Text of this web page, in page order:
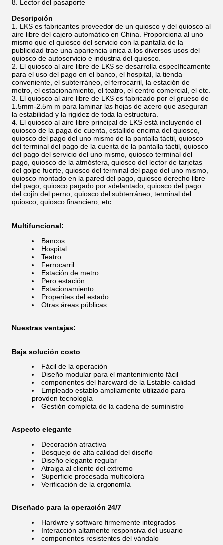
Lector del pasaporte
Descripción
LKS es fabricantes proveedor de un quiosco y del quiosco al
aire libre del cajero automático en China. Proporciona al uno
mismo que el quiosco del servicio con la pantalla de la
publicidad trae una apariencia única a los diversos usos del
quiosco de autoservicio e industria del quiosco.
El quiosco al aire libre de LKS se desarrolla específicamente
para el uso del pago en el banco, el hospital, la tienda
conveniente, el subterráneo, el ferrocarril, la estación de
metro, el estacionamiento, el teatro, el centro comercial, el etc.
El quiosco al aire libre de LKS es fabricado por el grueso de
1.5mm-2.5m m para laminar las hojas de acero que aseguran
la estabilidad y la rigidez de toda la estructura.
El quiosco al aire libre principal de LKS está incluyendo el
quiosco de la paga de cuenta, estallido encima del quiosco,
quiosco del pago del uno mismo de la pantalla táctil, quiosco
del terminal del pago de la cuenta de la pantalla táctil, quiosco
del pago del servicio del uno mismo, quiosco terminal del
pago, quiosco de la atmósfera, quiosco del lector de tarjetas
del golpe fuerte, quiosco del terminal del pago del uno mismo,
quiosco montado en la pared del pago, quiosco derecho libre
del pago, quiosco pagado por adelantado, quiosco del pago
del cojín del perno, quiosco del subterráneo; terminal del
quiosco; quiosco financiero, etc.
Multifuncional:
Bancos
Hospital
Teatro
Ferrocarril
Estación de metro
Pero estación
Estacionamiento
Properites del estado
Otras áreas públicas
Nuestras ventajas:
Baja solución costo
Fácil de la operación
Diseño modular para el mantenimiento fácil
componentes del hardward de la Estable-calidad
Empleado establo ampliamente utilizado para
provden tecnología
Gestión completa de la cadena de suministro
Aspecto elegante
Decoración atractiva
Bosquejo de alta calidad del diseño
Diseño elegante regular
Atraiga al cliente del extremo
Superficie procesada multicolora
Verificación de la ergonomía
Diseñado para la operación 24/7
Hardwre y software firmemente integrados
Interacción altamente responsiva del usuario
componentes resistentes del vándalo